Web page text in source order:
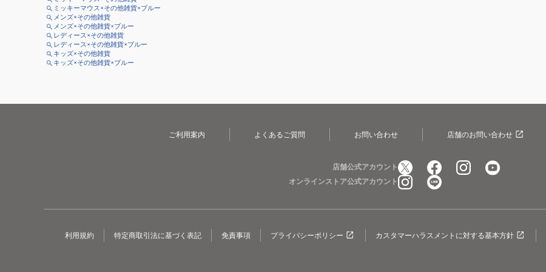
ミッキーマウス×その他雑貨×ブルー
メンズ×その他雑貨
メンズ×その他雑貨×ブルー
レディース×その他雑貨
レディース×その他雑貨×ブルー
キッズ×その他雑貨
キッズ×その他雑貨×ブルー
ご利用案内 よくあるご質問 お問い合わせ 店舗のお問い合わせ
店舗公式アカウント
オンラインストア公式アカウント
利用規約 特定商取引法に基づく表記 免責事項 プライバシーポリシー カスタマーハラスメントに対する基本方針